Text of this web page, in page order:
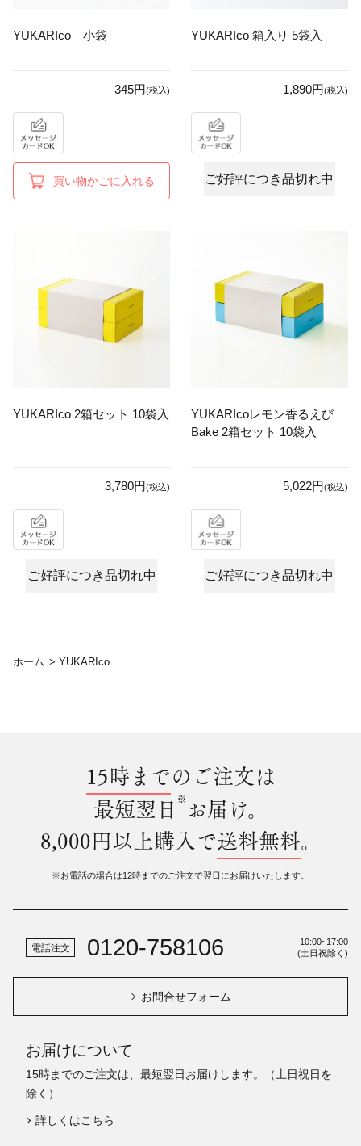
YUKARIco 小袋
345円(税込)
買い物かごに入れる
YUKARIco 箱入り 5袋入
1,890円(税込)
ご好評につき品切れ中
YUKARIco 2箱セット 10袋入
3,780円(税込)
ご好評につき品切れ中
YUKARIcoレモン香るえび
Bake 2箱セット 10袋入
5,022円(税込)
ご好評につき品切れ中
ホーム > YUKARIco
15時までのご注文は
最短翌日 ※ お届け。
8,000円以上購入で送料無料。
※お電話の場合は12時までのご注文で翌日にお届けいたします。
電話注文 0120-758106
10:00~17:00
(土日祝除く)
お問合せフォーム
お届けについて
15時までのご注文は、最短翌日お届けします。（土日祝日を
除く）
詳しくはこちら